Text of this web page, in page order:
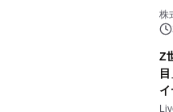
株
Z
ー